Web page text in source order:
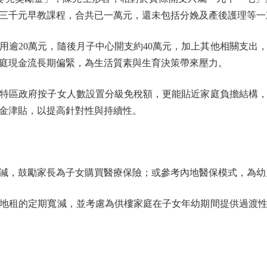
千元早教課程，合共已一萬元，還未包括分娩及產後護理等
萬元，隨後月子中心開支約40萬元，加上其他相關支出
金流長期偏緊，為生活質素與生育決策帶來壓力。
府按子女人數設置分級免稅額，更能貼近家庭負擔結構，
津貼，以提高針對性與持續性。
勵家長為子女購買醫療保險；或參考內地醫保模式，為幼
定期寬減，並考慮為供樓家庭在子女年幼期間提供過渡